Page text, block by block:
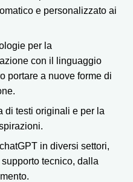
e personalizzato ai
per la
con il linguaggio
portare a nuove forme di
di testi originali e per la
in diversi settori,
tecnico, dalla